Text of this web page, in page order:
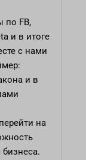
по FB,
и в итоге
с нами
и в
перейти на
бизнеса.